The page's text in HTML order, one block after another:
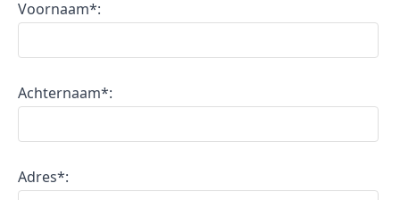
Voornaam*:
Achternaam*:
Adres*: